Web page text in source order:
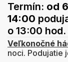
Termín: od
14:00
o 13:00 hod.
Veľkonočné
noci. Podujatie